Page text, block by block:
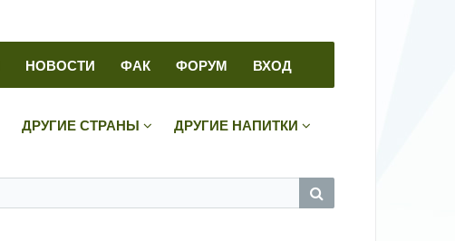
НОВОСТИ ФАК ФОРУМ ВХОД
ДРУГИЕ СТРАНЫ ДРУГИЕ НАПИТКИ